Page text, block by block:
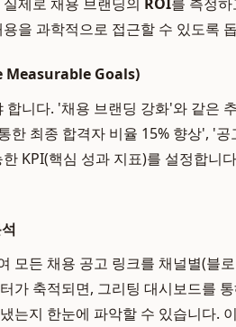
을 과학적으로 접근할 수 있도록
Measurable Goals)
니다. '채용 브랜딩 강화'와 같은
한 최종 합격자 비율 15% 향상', '
KPI(핵심 성과 지표)를 설정합니
모든 채용 공고 링크를 채널별(블
가 축적되면, 그리팅 대시보드를
는지 한눈에 파악할 수 있습니다. 이